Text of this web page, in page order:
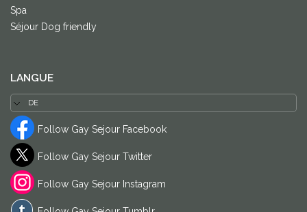
Spa
Séjour Dog friendly
LANGUE
Follow Gay Sejour Facebook
Follow Gay Sejour Twitter
Follow Gay Sejour Instagram